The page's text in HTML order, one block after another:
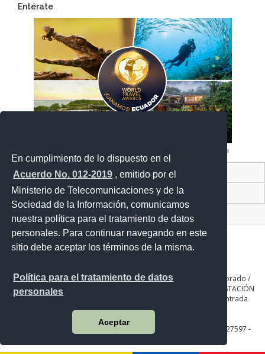
En cumplimiento de lo dispuesto en el
Acuerdo No. 012-2019 , emitido por el
Ministerio de Telecomunicaciones y de la
Sociedad de la Información, comunicamos
nuestra política para el tratamiento de datos
personales. Para continuar navegando en este
sitio debe aceptar los términos de la misma.
Política para el tratamiento de datos
personales
Aceptar
Entérate
Contacto Ciudadano Digital
Portal Trámites Ciudadano
Sistema Nacional de Información (SNI)
QUITO: Seniergues E4-676 y Gral. Telmo Paz y Miño. Sector El Dorado /
GUAYAQUIL: Av. Guillermo Pareja #402 Ciudadela la Garzota / ESTACIÓN
COTOPAXI: Panamericana Sur Km. 65, Páramo de Romerillos entrada
Parque Nacional de Recreación
Teléfono: QUITO: 593-2 3975100 al 130 / GUAYAQUIL: 593-4 2627597 -